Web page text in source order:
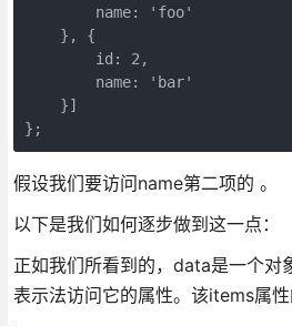
        name: 'foo'
    }, {
        id: 2,
        name: 'bar'
    }]
假设我们要访问name第二项的 。
以下是我们如何逐步做到这一点：
正如我们所看到的，data是一个对
表示法访问它的属性。该items属性